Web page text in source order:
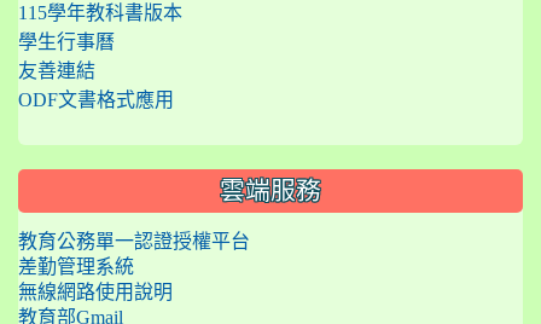
115學年教科書版本
學生行事曆
友善連結
ODF文書格式應用
雲端服務
教育公務單一認證授權平台
差勤管理系統
無線網路使用說明
教育部Gmail